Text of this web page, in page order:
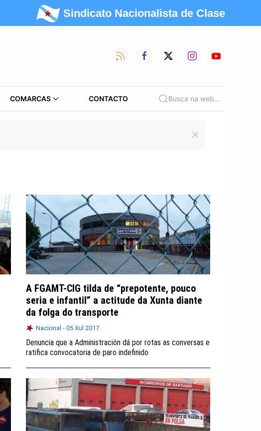
Sindicato Nacionalista de Clase
COMARCAS CONTACTO Busca na web...
A FGAMT-CIG tilda de “prepotente, pouco
seria e infantil” a actitude da Xunta diante
da folga do transporte
Nacional - 05 Xul 2017
Denuncia que a Administración dá por rotas as conversas e
ratifica convocatoria de paro indefinido